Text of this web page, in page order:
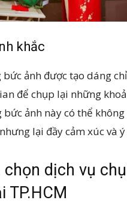
khắc
bức ảnh được tạo dáng
để chụp lại những
ảnh này có thể
lại đầy cảm xúc và
dịch vụ
TP.HCM